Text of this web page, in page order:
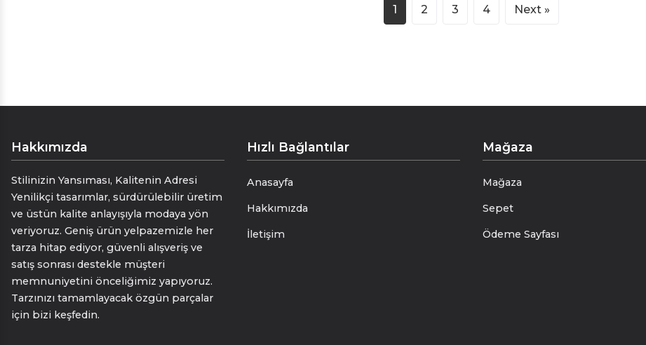
1 2 3 4 Next »
Hakkımızda
Stilinizin Yansıması, Kalitenin Adresi
Yenilikçi tasarımlar, sürdürülebilir üretim
ve üstün kalite anlayışıyla modaya yön
veriyoruz. Geniş ürün yelpazemizle her
tarza hitap ediyor, güvenli alışveriş ve
satış sonrası destekle müşteri
memnuniyetini önceliğimiz yapıyoruz.
Tarzınızı tamamlayacak özgün parçalar
için bizi keşfedin.
Hızlı Bağlantılar
Anasayfa
Hakkımızda
İletişim
Mağaza
Mağaza
Sepet
Ödeme Sayfası